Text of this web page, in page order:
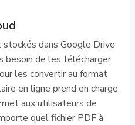
dans Google Drive
besoin de les télécharger
les convertir au format
en ligne prend en charge
aux utilisateurs de
quel fichier PDF à